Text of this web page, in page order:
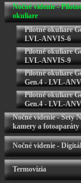
Nočné videnie -
okuliare
Pilotné okuliare
LVL-ANVIS-6
Pilotné okuliare
LVL-ANVIS-9
Pilotné okuliare
Gen.4 - LVL-
Pilotné okuliare
Gen.4 - LVL-
Nočné videnie - Sety
kamery a fotoaparáty
Nočné videnie -
Termovízia